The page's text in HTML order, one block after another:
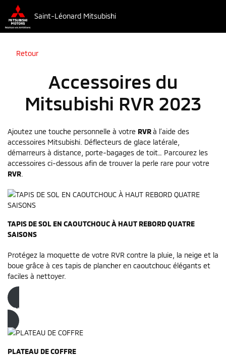
Saint-Léonard Mitsubishi
Retour
Accessoires du
Mitsubishi RVR 2023
Ajoutez une touche personnelle à votre RVRà l’aide des
accessoires Mitsubishi. Déflecteurs de glace latérale,
démarreurs à distance, porte-bagages de toit… Parcourez les
accessoires ci-dessous afin de trouver la perle rare pour votre
RVR
TAPIS DE SOL EN CAOUTCHOUC À HAUT REBORD QUATRE
SAISONS
Protégez la moquette de votre RVR contre la pluie, la neige et la
boue grâce à ces tapis de plancher en caoutchouc élégants et
faciles à nettoyer.
Commandez dès maintenant
PLATEAU DE COFFRE